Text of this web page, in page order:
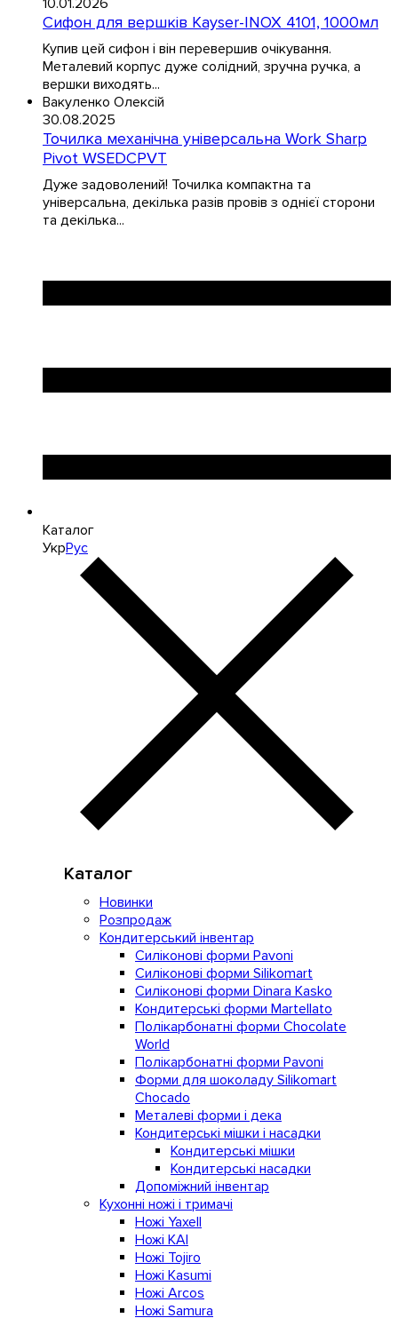
10.01.2026
Сифон для вершків Kayser-INOX 4101, 1000мл
Купив цей сифон і він перевершив очікування.
Металевий корпус дуже солідний, зручна ручка, а
вершки виходять...
Вакуленко Олексій
30.08.2025
Точилка механічна універсальна Work Sharp
Pivot WSEDCPVT
Дуже задоволений! Точилка компактна та
універсальна, декілька разів провів з однієї сторони
та декілька...
Каталог
УкрРус
Каталог
Новинки
Розпродаж
Кондитерський інвентар
Силіконові форми Pavoni
Силіконові форми Silikomart
Силіконові форми Dinara Kasko
Кондитерські форми Martellato
Полікарбонатні форми Chocolate
World
Полікарбонатні форми Pavoni
Форми для шоколаду Silikomart
Chocado
Металеві форми і дека
Кондитерські мішки і насадки
Кондитерські мішки
Кондитерські насадки
Допоміжний інвентар
Кухонні ножі і тримачі
Ножі Yaxell
Ножі KAI
Ножі Tojiro
Ножі Kasumi
Ножі Arcos
Ножі Samura